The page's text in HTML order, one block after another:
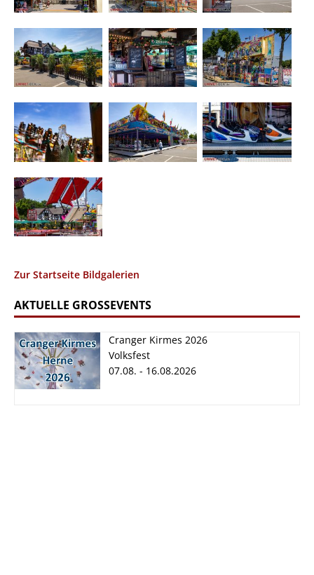
Zur Startseite Bildgalerien
AKTUELLE GROSSEVENTS
Cranger Kirmes 2026
Volksfest
07.08. - 16.08.2026